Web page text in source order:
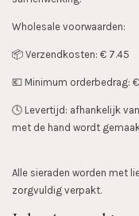
Wholesale voorwaarden:
📦 Verzendkosten: € 7.45
💶 Minimum orderbedrag:
🕓 Levertijd: afhankelijk
met de hand wordt
Alle sieraden worden met
zorgvuldig verpakt.